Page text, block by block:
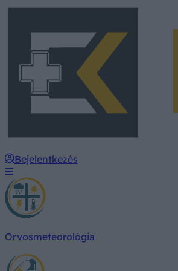
Bejelentkezés
Orvosmeteorológia